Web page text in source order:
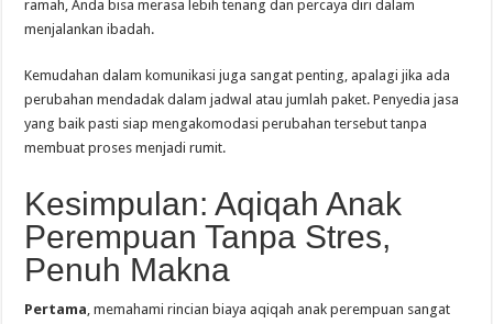
ramah, Anda bisa merasa lebih tenang dan percaya diri dalam
menjalankan ibadah.
Kemudahan dalam komunikasi juga sangat penting, apalagi jika ada
perubahan mendadak dalam jadwal atau jumlah paket. Penyedia jasa
yang baik pasti siap mengakomodasi perubahan tersebut tanpa
membuat proses menjadi rumit.
Kesimpulan: Aqiqah Anak
Perempuan Tanpa Stres,
Penuh Makna
Pertama, memahami rincian biaya aqiqah anak perempuan sangat